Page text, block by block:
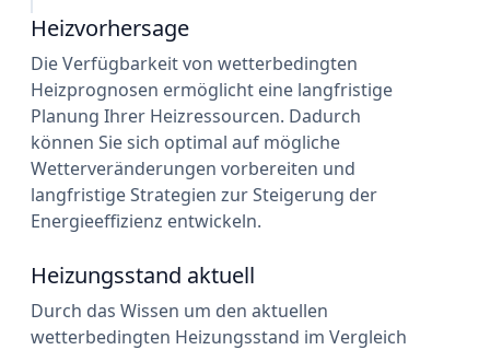
Heizvorhersage
Die Verfügbarkeit von wetterbedingten
Heizprognosen ermöglicht eine langfristige
Planung Ihrer Heizressourcen. Dadurch
können Sie sich optimal auf mögliche
Wetterveränderungen vorbereiten und
langfristige Strategien zur Steigerung der
Energieeffizienz entwickeln.
Heizungsstand aktuell
Durch das Wissen um den aktuellen
wetterbedingten Heizungsstand im Vergleich